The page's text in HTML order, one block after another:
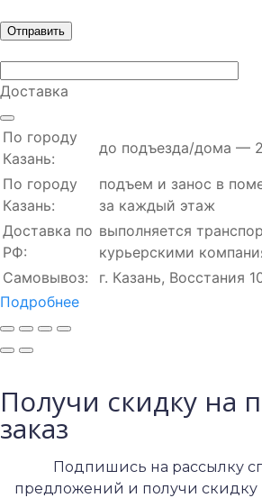
Доставка
По городу
Казань:
до подъезда/дома —
По городу
Казань:
подъем и занос в
за каждый этаж
Доставка по
РФ:
выполняется
курьерскими
Самовывоз:
г. Казань, Восстания
Подробнее
Получи скидку на
заказ
Подпишись на рассылку
предложений и получи скидку